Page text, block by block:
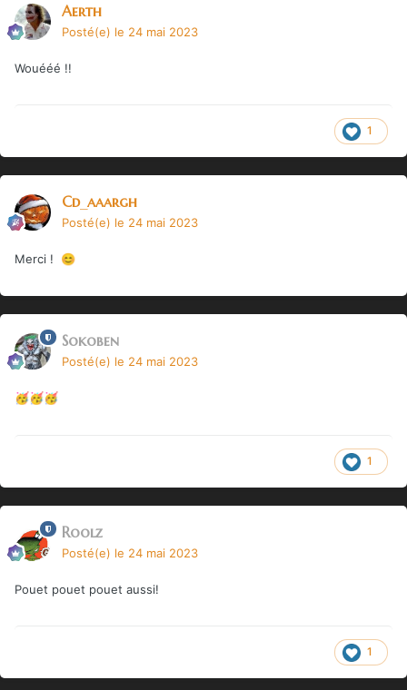
Aerth
Posté(e) le 24 mai 2023
Wouééé !!
1
Cd_aaargh
Posté(e) le 24 mai 2023
Merci ! 😊
Sokoben
Posté(e) le 24 mai 2023
🥳 🥳 🥳
1
Roolz
Posté(e) le 24 mai 2023
Pouet pouet pouet aussi!
1